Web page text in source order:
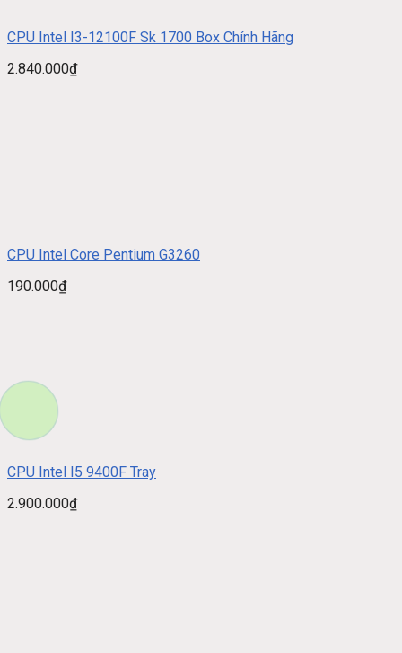
CPU Intel I3-12100F Sk 1700 Box Chính Hãng
2.840.000₫
CPU Intel Core Pentium G3260
190.000₫
CPU Intel I5 9400F Tray
2.900.000₫